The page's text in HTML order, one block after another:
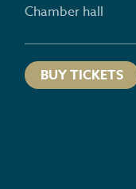
Chamber hall
BUY TICKETS